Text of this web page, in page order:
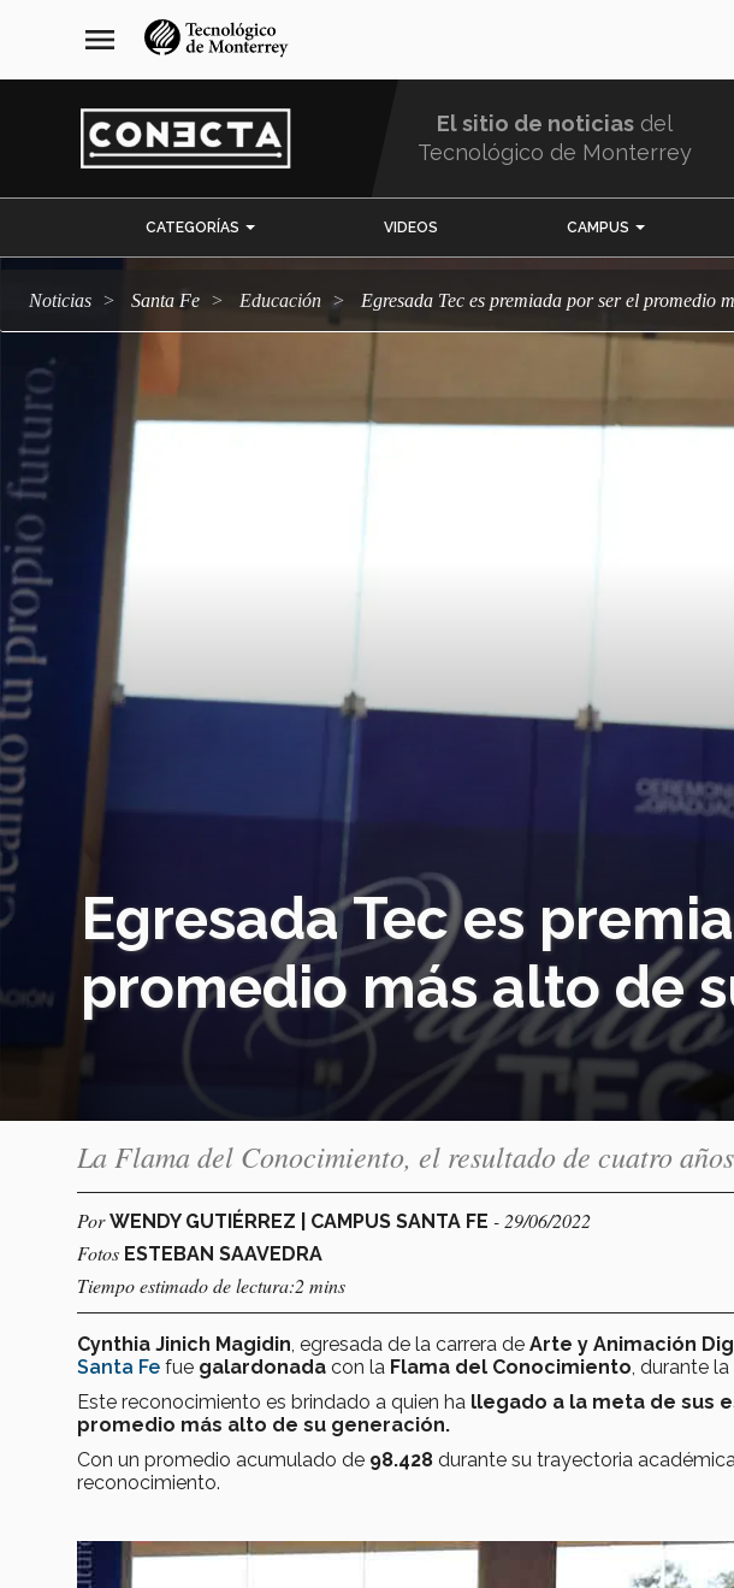
navegación
principal
menu
El sitio de noticias del
Tecnológico de Monterrey
CATEGORÍAS VIDEOS CAMPUS
Noticias Santa Fe Educación Egresada Tec es premiada por ser el promedio
Egresada Tec es
promedio más alto de
La Flama del Conocimiento, el resultado de cuatro
PorWENDY GUTIÉRREZ | CAMPUS SANTA FE - 29/06/2022
Fotos ESTEBAN SAAVEDRA
Tiempo estimado de lectura:2 mins
Cynthia Jinich Magidin , egresada de la carrera de Arte y Animación
Santa Fe fue galardonada con la Flama del Conocimiento , durante
Este reconocimiento es brindado a quien ha llegado a la meta de sus
promedio más alto de su generación.
Con un promedio acumulado de 98.428 durante su trayectoria
reconocimiento.